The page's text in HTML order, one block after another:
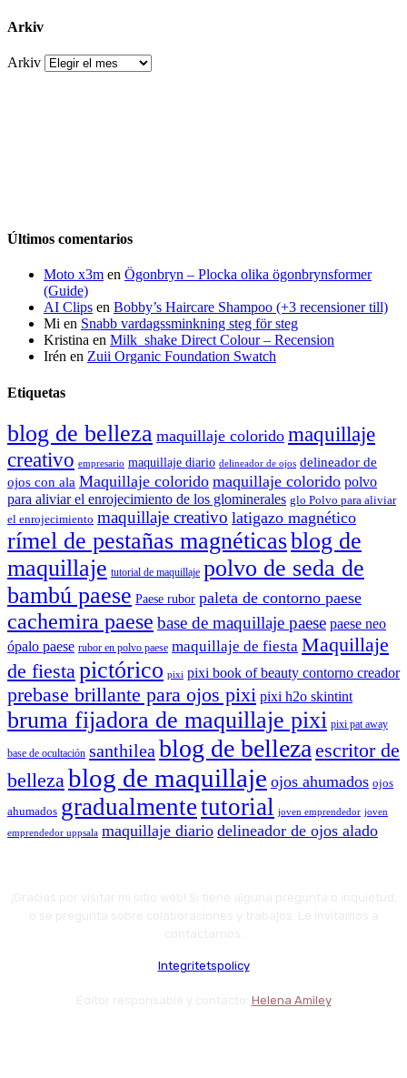
Arkiv
Arkiv
Últimos comentarios
Moto x3m en Ögonbryn – Plocka olika ögonbrynsformer
(Guide)
AI Clips en Bobby’s Haircare Shampoo (+3 recensioner till)
Mi en Snabb vardagssminkning steg för steg
Kristina en Milk_shake Direct Colour – Recension
Irén en Zuii Organic Foundation Swatch
Etiquetas
blog de belleza maquillaje colorido maquillaje
creativo empresario maquillaje diario delineador de ojos delineador de
ojos con ala Maquillaje colorido maquillaje colorido polvo
para aliviar el enrojecimiento de los glominerales glo Polvo para aliviar
el enrojecimiento maquillaje creativo latigazo magnético
rímel de pestañas magnéticasblog de
maquillaje tutorial de maquillaje polvo de seda de
bambú paese Paese rubor paleta de contorno paese
cachemira paese base de maquillaje paese paese neo
ópalo paese rubor en polvo paese maquillaje de fiesta Maquillaje
de fiestapictórico pixi pixi book of beauty contorno creador
prebase brillante para ojos pixi pixi h2o skintint
bruma fijadora de maquillaje pixi pixi pat away
base de ocultación santhilea blog de belleza escritor de
belleza blog de maquillaje ojos ahumados ojos
ahumados gradualmentetutorial joven emprendedor joven
emprendedor uppsala maquillaje diario delineador de ojos alado
Integritetspolicy
Helena Amiley